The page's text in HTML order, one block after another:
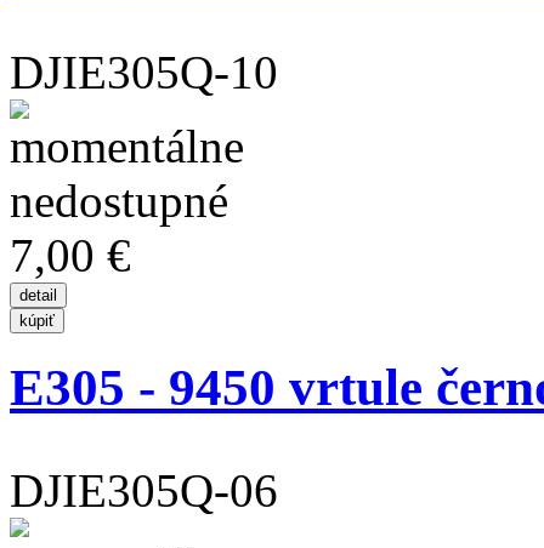
DJIE305Q-10
7,00 €
E305 - 9450 vrtule
DJIE305Q-06